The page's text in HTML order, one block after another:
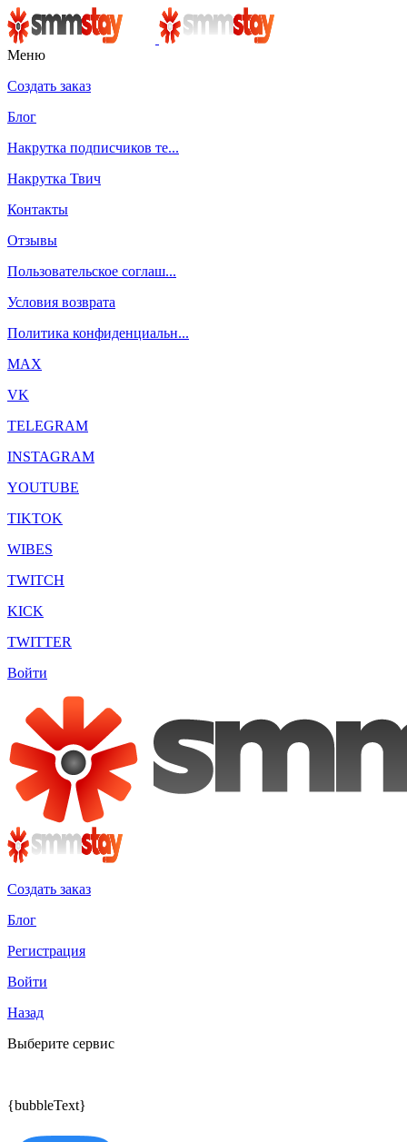
Меню
Создать заказ
Блог
Накрутка подписчиков те...
Накрутка Твич
Контакты
Отзывы
Пользовательское соглаш...
Условия возврата
Политика конфиденциальн...
MAX
VK
TELEGRAM
INSTAGRAM
YOUTUBE
TIKTOK
WIBES
TWITCH
KICK
TWITTER
Войти
Создать заказ
Блог
Регистрация
Войти
Назад
Выберите сервис
{bubbleText}